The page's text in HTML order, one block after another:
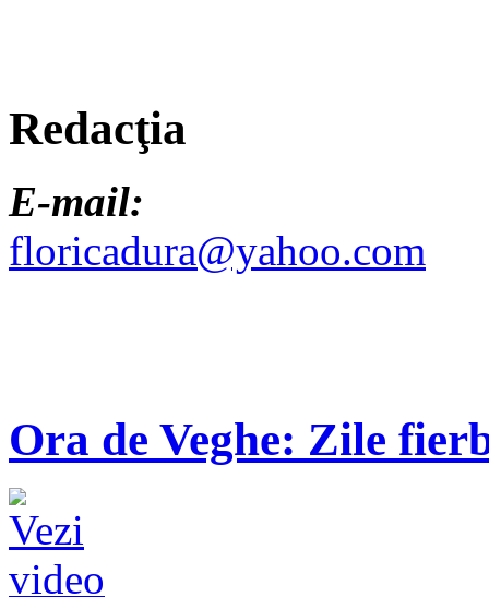
Redacţia
E-mail:
floricadura@yahoo.com
Ora de Veghe: Zile